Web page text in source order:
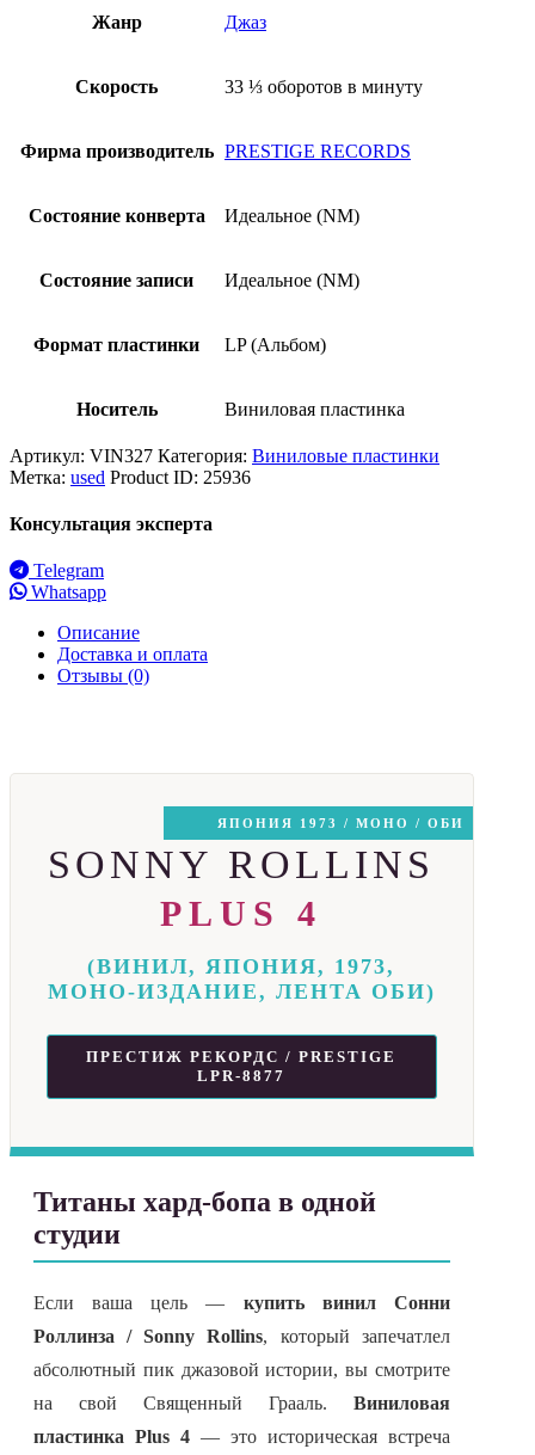
Жанр Джаз
Скорость 33 ⅓ оборотов в минуту
Фирма производитель PRESTIGE RECORDS
Состояние конверта Идеальное (NM)
Состояние записи Идеальное (NM)
Формат пластинки LP (Альбом)
Носитель Виниловая пластинка
Артикул: VIN327 Категория: Виниловые пластинки
Метка: used Product ID: 25936
Консультация эксперта
Telegram
Whatsapp
Описание
Доставка и оплата
Отзывы (0)
ЯПОНИЯ 1973 / МОНО / ОБИ
SONNY ROLLINS
PLUS 4
(ВИНИЛ, ЯПОНИЯ, 1973,
МОНО-ИЗДАНИЕ, ЛЕНТА ОБИ)
ПРЕСТИЖ РЕКОРДС / PRESTIGE
LPR-8877
Титаны хард-бопа в одной
студии
Если ваша цель — купить винил Сонни
Роллинза / Sonny Rollins, который запечатлел
абсолютный пик джазовой истории, вы смотрите
на свой Священный Грааль. Виниловая
пластинка Plus 4— это историческая встреча